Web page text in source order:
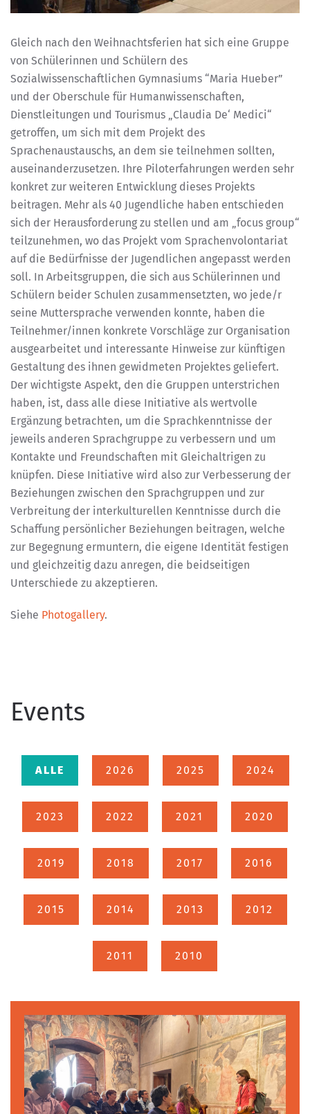
Gleich nach den Weihnachtsferien hat sich eine Gruppe
von Schülerinnen und Schülern des
Sozialwissenschaftlichen Gymnasiums “Maria Hueber”
und der Oberschule für Humanwissenschaften,
Dienstleitungen und Tourismus „Claudia De‘ Medici“
getroffen, um sich mit dem Projekt des
Sprachenaustauschs, an dem sie teilnehmen sollten,
auseinanderzusetzen. Ihre Piloterfahrungen werden sehr
konkret zur weiteren Entwicklung dieses Projekts
beitragen. Mehr als 40 Jugendliche haben entschieden
sich der Herausforderung zu stellen und am „focus group“
teilzunehmen, wo das Projekt vom Sprachenvolontariat
auf die Bedürfnisse der Jugendlichen angepasst werden
soll. In Arbeitsgruppen, die sich aus Schülerinnen und
Schülern beider Schulen zusammensetzten, wo jede/r
seine Muttersprache verwenden konnte, haben die
Teilnehmer/innen konkrete Vorschläge zur Organisation
ausgearbeitet und interessante Hinweise zur künftigen
Gestaltung des ihnen gewidmeten Projektes geliefert.
Der wichtigste Aspekt, den die Gruppen unterstrichen
haben, ist, dass alle diese Initiative als wertvolle
Ergänzung betrachten, um die Sprachkenntnisse der
jeweils anderen Sprachgruppe zu verbessern und um
Kontakte und Freundschaften mit Gleichaltrigen zu
knüpfen. Diese Initiative wird also zur Verbesserung der
Beziehungen zwischen den Sprachgruppen und zur
Verbreitung der interkulturellen Kenntnisse durch die
Schaffung persönlicher Beziehungen beitragen, welche
zur Begegnung ermuntern, die eigene Identität festigen
und gleichzeitig dazu anregen, die beidseitigen
Unterschiede zu akzeptieren.
Siehe Photogallery.
Events
ALLE 2026 2025 2024
2023 2022 2021 2020
2019 2018 2017 2016
2015 2014 2013 2012
2011 2010